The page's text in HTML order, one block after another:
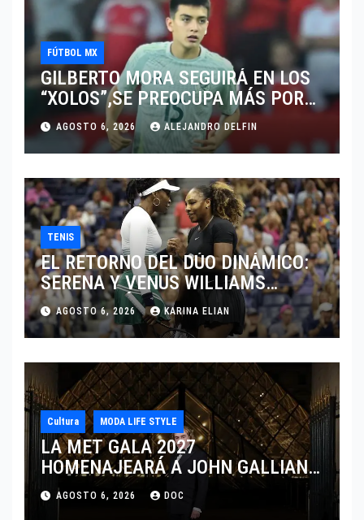
FÚTBOL MX
GILBERTO MORA SEGUIRÁ EN LOS
“XOLOS”,SE PREOCUPA MÁS POR
JUGAR EN SU EQUIPO.
AGOSTO 6, 2026 ALEJANDRO DELFIN
TENIS
EL RETORNO DEL DÚO DINÁMICO:
SERENA Y VENUS WILLIAMS
DISPUTARÁN LOS DOBLES EN
CINCINNATI 2026
AGOSTO 6, 2026 KARINA ELIAN
Cultura MODA LIFE STYLE
LA MET GALA 2027
HOMENAJEARÁ A JOHN GALLIANO
MARCANDO EL REGRESO DEL REY
DEL DRAMATISMO
AGOSTO 6, 2026 DOC